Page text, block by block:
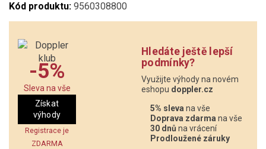
Kód produktu: 9560308800
-5%
Sleva na vše
Získat
výhody
Registrace je
ZDARMA
Hledáte ještě lepší
podmínky?
Využijte výhody na novém
eshopu doppler.cz
5% sleva na vše
Doprava zdarma na vše
30 dnů na vrácení
Prodloužené záruky